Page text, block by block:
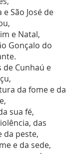
São José de
e Natal,
Gonçalo do
Cunhaú e
da fome e da
sua fé,
das
da peste,
e da sede,